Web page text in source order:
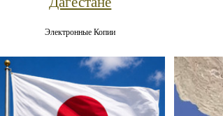
Электронные Копии